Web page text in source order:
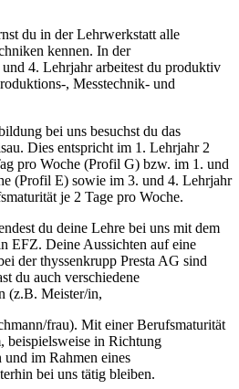
du in der Lehrwerkstatt alle
kennen. In der
4. Lehrjahr arbeitest du produktiv
, Messtechnik- und
bei uns besuchst du das
Dies entspricht im 1. Lehrjahr 2
pro Woche (Profil G) bzw. im 1. und
(Profil E) sowie im 3. und 4. Lehrjahr
je 2 Tage pro Woche.
du deine Lehre bei uns mit dem
EFZ. Deine Aussichten auf eine
der thyssenkrupp Presta AG sind
du auch verschiedene
(z.B. Meister/in,
frau). Mit einer Berufsmaturität
beispielsweise in Richtung
im Rahmen eines
bei uns tätig bleiben.